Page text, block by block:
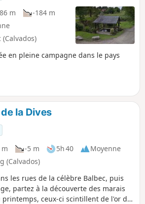
m
-184 m
en pleine campagne dans le pays
la Dives
m -5 m 5h 40
Moyenne
(Calvados)
les rues de la célèbre Balbec, puis
partez à la découverte des marais
ceux-ci scintillent de l'or des